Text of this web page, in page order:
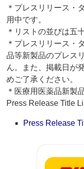
＊プレスリリース・
用中です。
＊リストの並びは五
＊プレスリリース・
品等新製品のプレス
ん。また、掲載日が
めご了承ください。
＊医療用医薬品新製
Press Release Title
Press Release